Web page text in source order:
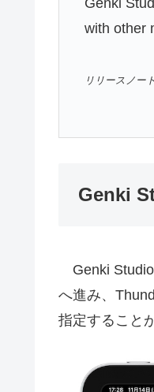
with other
リリースノー
Genki
Genki
へ進み、
指定すること